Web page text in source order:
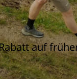
auf